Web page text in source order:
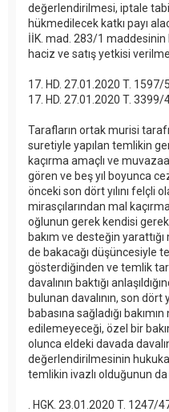
değerlendirilmesi, iptale tabi
hükmedilecek katkı payı
İİK. mad. 283/1 maddesinin
haciz ve satış yetkisi
17. HD. 27.01.2020 T. 1597/
17. HD. 27.01.2020 T. 3399/
Tarafların ortak murisi
suretiyle yapılan temlikin
kaçırma amaçlı ve
gören ve beş yıl boyunca
önceki son dört yılını felçli
mirasçılarından mal
oğlunun gerek kendisi
bakım ve desteğin
de bakacağı düşüncesiyle
gösterdiğinden ve temlik
davalının baktığı
bulunan davalının, son dört
babasına sağladığı
edilemeyeceği, özel bir
olunca eldeki davada
değerlendirilmesinin
temlikin ivazlı olduğunun
. HGK. 23.01.2020 T. 1247/